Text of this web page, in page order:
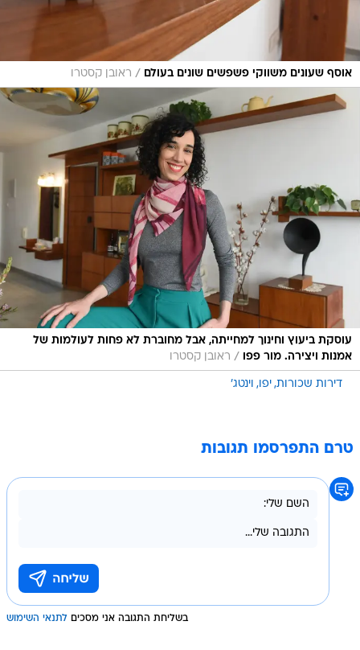
אוסף שעונים משווקי פשפשים שונים בעולם / ראובן קסטרו
עוסקת ביעוץ וחינוך למחייתה, אבל מחוברת לא פחות לעולמות של
אמנות ויצירה. מור פפו
/ ראובן קסטרו
דירות שכורות יפו וינטג'
טרם התפרסמו תגובות
בשליחת התגובה אני מסכים לתנאי השימוש